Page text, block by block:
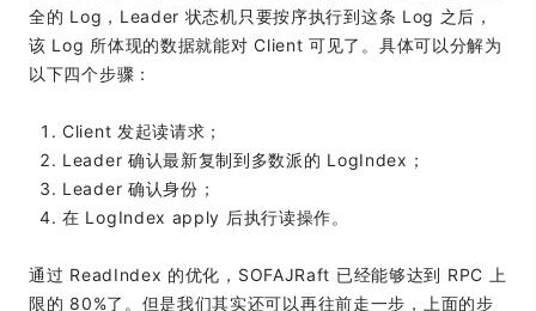
全的 Log，Leader 状态机只要按序执行到这条 Log 之后，
该 Log 所体现的数据就能对 Client 可见了。具体可以分解为
以下四个步骤：
Client 发起读请求；
Leader 确认最新复制到多数派的 LogIndex；
Leader 确认身份；
在 LogIndex apply 后执行读操作。
通过 ReadIndex 的优化，SOFAJRaft 已经能够达到 RPC 上
限的 80%了。但是我们其实还可以再往前走一步，上面的步